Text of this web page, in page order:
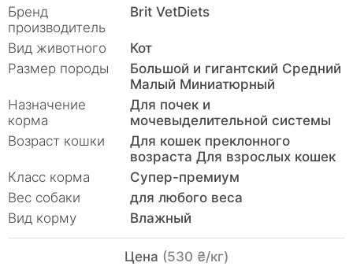
Бренд
производитель
Brit VetDiets
Вид животного
Кот
Размер породы
Большой и гигантский Средний
Малый Миниатюрный
Назначение
корма
Для почек и
мочевыделительной сиcтемы
Возраст кошки
Для кошек преклонного
возраста Для взрослых кошек
Класс корма
Супер-премиум
Вес собаки
для любого веса
Вид корму
Влажный
Цена (530 ₴/кг)